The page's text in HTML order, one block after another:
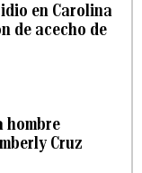
en Carolina
de acecho de
hombre
Cruz